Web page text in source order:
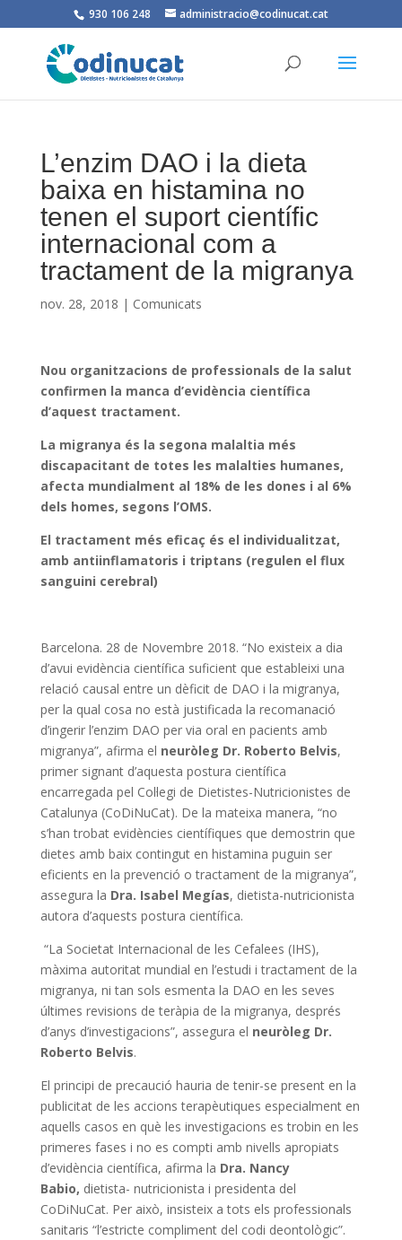
930 106 248 administracio@codinucat.cat
L’enzim DAO i la dieta
baixa en histamina no
tenen el suport científic
internacional com a
tractament de la migranya
nov. 28, 2018 | Comunicats
Nou organitzacions de professionals de la salut
confirmen la manca d’evidència científica
d’aquest tractament.
La migranya és la segona malaltia més
discapacitant de totes les malalties humanes,
afecta mundialment al 18% de les dones i al 6%
dels homes, segons l’OMS.
El tractament més eficaç és el individualitzat,
amb antiinflamatoris i triptans (regulen el flux
sanguini cerebral)
Barcelona. 28 de Novembre 2018. “No existeix a dia
d’avui evidència científica suficient que estableixi una
relació causal entre un dèficit de DAO i la migranya,
per la qual cosa no està justificada la recomanació
d’ingerir l’enzim DAO per via oral en pacients amb
migranya”, afirma el neuròleg Dr. Roberto Belvis,
primer signant d’aquesta postura científica
encarregada pel Col·legi de Dietistes-Nutricionistes de
Catalunya (CoDiNuCat). De la mateixa manera, “no
s’han trobat evidències científiques que demostrin que
dietes amb baix contingut en histamina puguin ser
eficients en la prevenció o tractament de la migranya”,
assegura la Dra. Isabel Megías, dietista-nutricionista
autora d’aquests postura científica.
“La Societat Internacional de les Cefalees (IHS),
màxima autoritat mundial en l’estudi i tractament de la
migranya, ni tan sols esmenta la DAO en les seves
últimes revisions de teràpia de la migranya, després
d’anys d’investigacions”, assegura el neuròleg Dr.
Roberto Belvis.
El principi de precaució hauria de tenir-se present en la
publicitat de les accions terapèutiques especialment en
aquells casos en què les investigacions es trobin en les
primeres fases i no es compti amb nivells apropiats
d’evidència científica, afirma la Dra. Nancy
Babio, dietista- nutricionista i presidenta del
CoDiNuCat. Per això, insisteix a tots els professionals
sanitaris “l’estricte compliment del codi deontològic”.